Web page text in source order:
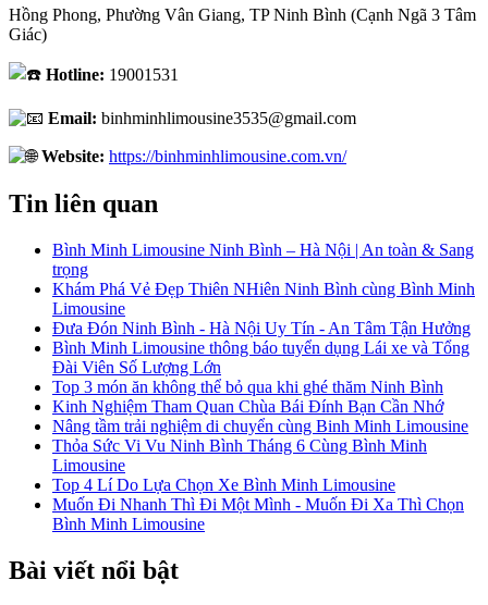
Hồng Phong, Phường Vân Giang, TP Ninh Bình (Cạnh Ngã 3 Tâm
Giác)
Hotline: 19001531
Email: binhminhlimousine3535@gmail.com
Website: https://binhminhlimousine.com.vn/
Tin liên quan
Bình Minh Limousine Ninh Bình – Hà Nội | An toàn & Sang
trọng
Khám Phá Vẻ Đẹp Thiên NHiên Ninh Bình cùng Bình Minh
Limousine
Đưa Đón Ninh Bình - Hà Nội Uy Tín - An Tâm Tận Hưởng
Bình Minh Limousine thông báo tuyển dụng Lái xe và Tổng
Đài Viên Số Lượng Lớn
Top 3 món ăn không thể bỏ qua khi ghé thăm Ninh Bình
Kinh Nghiệm Tham Quan Chùa Bái Đính Bạn Cần Nhớ
Nâng tầm trải nghiệm di chuyển cùng Binh Minh Limousine
Thỏa Sức Vi Vu Ninh Bình Tháng 6 Cùng Bình Minh
Limousine
Top 4 Lí Do Lựa Chọn Xe Bình Minh Limousine
Muốn Đi Nhanh Thì Đi Một Mình - Muốn Đi Xa Thì Chọn
Bình Minh Limousine
Bài viết nổi bật